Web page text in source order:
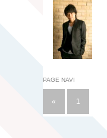
PAGE NAVI
« 1